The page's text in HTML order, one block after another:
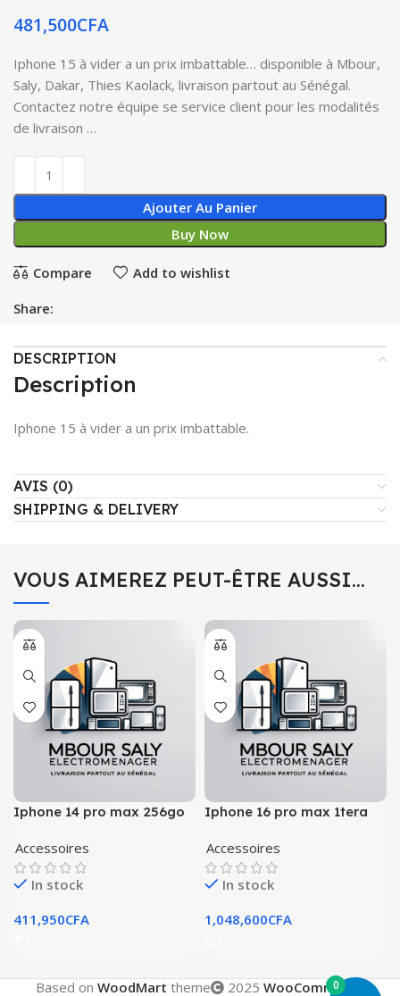
481,500CFA
Iphone 15 à vider a un prix imbattable… disponible à Mbour,
Saly, Dakar, Thies Kaolack, livraison partout au Sénégal.
Contactez notre équipe se service client pour les modalités
de livraison …
Ajouter Au Panier
Buy Now
Compare Add to wishlist
Share:
DESCRIPTION
Description
Iphone 15 à vider a un prix imbattable.
AVIS (0)
SHIPPING & DELIVERY
VOUS AIMEREZ PEUT-ÊTRE AUSSI…
Iphone 14 pro max 256go
Accessoires
In stock
411,950CFA
Iphone 16 pro max 1tera
Accessoires
In stock
1,048,600CFA
Based on WoodMart theme 2025 WooCommerce
0